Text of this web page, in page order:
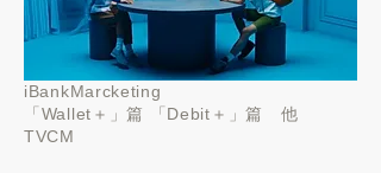
iBankMarcketing
「Wallet＋」篇 「Debit＋」篇 他
TVCM